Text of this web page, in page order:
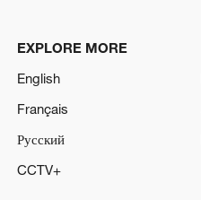
EXPLORE MORE
English
Français
Русский
CCTV+